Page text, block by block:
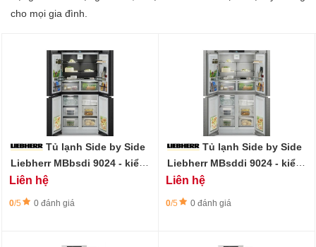
cho mọi gia đình.
Tủ lạnh Side by Side
Liebherr MBbsdi 9024 - kiểu
Pháp - 572L - Công nghệ
BioFresh
Liên hệ
0/5 0 đánh giá
Tủ lạnh Side by Side
Liebherr MBsddi 9024 - kiểu
Pháp - 572L - Công nghệ
BioFresh
Liên hệ
0/5 0 đánh giá